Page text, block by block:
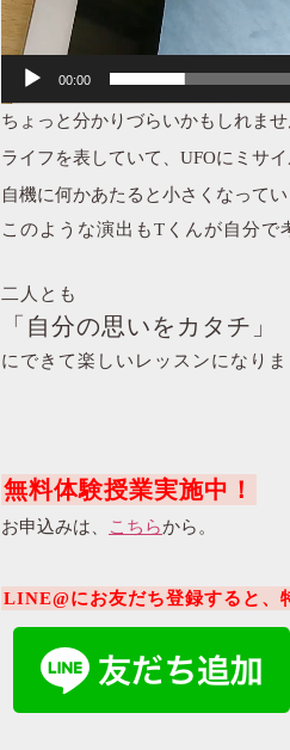
00:00
ちょっと分かりづらいかもしれま
ライフを表していて、UFOにミサ
自機に何かあたると小さくなってい
このような演出もTくんが自分で
二人とも
「自分の思いをカタチ」
にできて楽しいレッスンになりま
無料体験授業実施中！
お申込みは、 こちらから。
LINE@にお友だち登録すると、